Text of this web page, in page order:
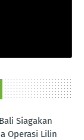
Siagakan
Operasi Lilin